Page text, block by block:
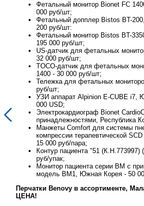
Фетальный монитор Bionet FC
000 руб/шт;
Фетальный допплер Bistos BT-
200 руб/шт:
Фетальный монитор Bistos BT-
195 000 руб/шт;
US-датчик для фетальных
32 000 руб/шт;
TOCO-датчик для фетальных
1400 - 30 000 руб/шт;
Тележка для фетальных
руб/шт;
УЗИ аппарат Alpinion E-CUBE i7,
000 USD;
Электрокардиограф Bionet
принадлежностями, Республика
Манжеты Comfort для системы
компрессии терапевтической
15 000 руб/пара;
Контур пациента "51 (К.Н.773997)
руб/упак;
Монитор пациента серии BM с
модель BM1, Южная Корея - 50
Перчатки Benovy в ассортименте,
ЦЕНА!